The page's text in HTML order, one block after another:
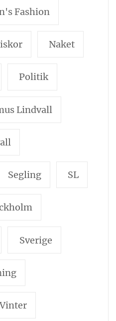
Fashion
Naket
Politik
Lindvall
Segling SL
Sverige